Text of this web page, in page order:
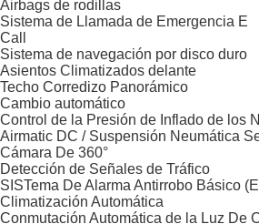
Airbags de rodillas
Sistema de Llamada de Emergencia E
Call
Sistema de navegación por disco duro
Asientos Climatizados delante
Techo Corredizo Panorámico
Cambio automático
Control de la Presión de Inflado de los
Airmatic DC / Suspensión Neumática
Cámara De 360°
Detección de Señales de Tráfico
SISTema De Alarma Antirrobo Básico
Climatización Automática
Conmutación Automática de la Luz De